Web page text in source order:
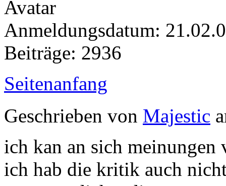
Anmeldungsdatum:
Beiträge: 2936
Seitenanfang
Geschrieben von Majestic
ich kan an sich meinungen
ich hab die kritik auch